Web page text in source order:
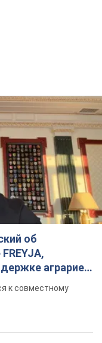
об
аграриев.
к совместному